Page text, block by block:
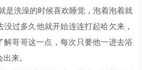
是洗澡的时候喜欢睡觉，泡着泡着就
过多久他就开始连连打起哈欠来，
解哥哥这一点，每次只要他一进去浴
来。